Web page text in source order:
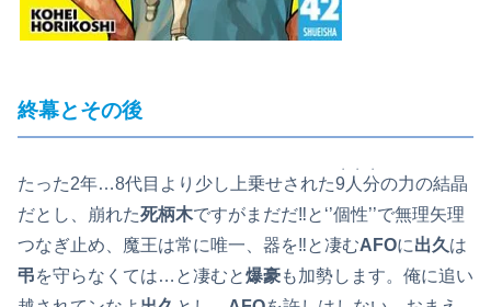
終幕とその後
たった2年…8代目より少し上乗せされた9人分
・・・
の力の結晶
だとし、崩れた死柄木ですがまだだ‼と‘’個性’’で無理矢理
つなぎ止め、魔王は常に唯一、器を‼と凄むAFOに出久は
弔を守らなくては…と凄むと爆豪も加勢します。俺に追い